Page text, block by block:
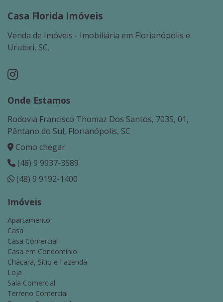
Casa Florida Imóveis
Venda de Imóveis - Imobiliária em Florianópolis e
Urubici, SC.
Onde Estamos
Rodovia Francisco Thomaz Dos Santos, 7035, 01,
Pântano do Sul, Florianópolis, SC
Como chegar
(48) 9 9937-3589
(48) 9 9192-1400
Imóveis
Apartamento
Casa
Casa Comercial
Casa em Condomínio
Chácara, Sítio e Fazenda
Loja
Sala Comercial
Terreno Comercial